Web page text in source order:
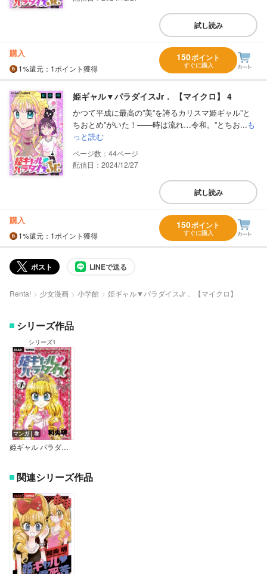
試し読み
購入
1%還元 ：1ポイント獲得
150ポイント
すぐに購入
姫ギャル▼パラダイスJr． 【マイクロ】 4
かつて平成に最高の”美”を誇るカリスマ姫ギャル”と
ちおとめ”がいた！――時は流れ…令和。”とちお...も
っと読む
44
配信日：2024/12/27
試し読み
購入
1%還元 ：1ポイント獲得
150ポイント
すぐに購入
ポスト LINEで送る
Renta! 少女漫画 小学館 姫ギャル▼パラダイスJr． 【マイクロ】
シリーズ作品
シリーズ1
マンガ｜巻
姫ギャル パラダイス
関連シリーズ作品